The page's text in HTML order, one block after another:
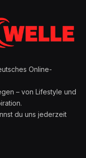
Online-
– von Lifestyle und
du uns jederzeit